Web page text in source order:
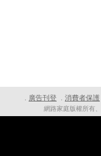
． 廣告刊登 ． 消費者保護
網路家庭版權所有